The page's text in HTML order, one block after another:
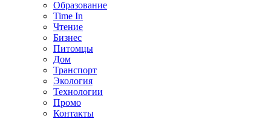
Образование
Time In
Чтение
Бизнес
Питомцы
Дом
Транспорт
Экология
Технологии
Промо
Контакты